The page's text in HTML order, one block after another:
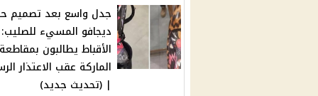
جدل واسع بعد تصميم
ديجافو المسيء للصليب:
الأقباط يطالبون بمقاطعة
الماركة عقب الاعتذار
| (تحديث جديد)